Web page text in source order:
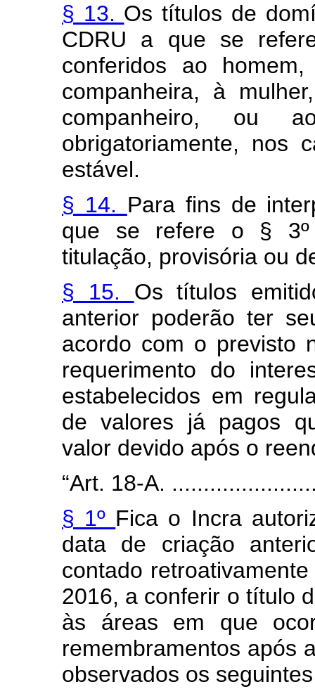
§ 13. Os títulos de
CDRU a que se
conferidos ao
companheira, à
companheiro, ou
obrigatoriamente, nos
estável.
§ 14. Para fins de
que se refere o §
titulação, provisória ou
§ 15. Os títulos
anterior poderão ter
acordo com o previsto
requerimento do
estabelecidos em
de valores já pagos
valor devido após o
“Art. 18-A.
§ 1º Fica o Incra
data de criação
contado
2016, a conferir o título
às áreas em que
remembramentos após
observados os